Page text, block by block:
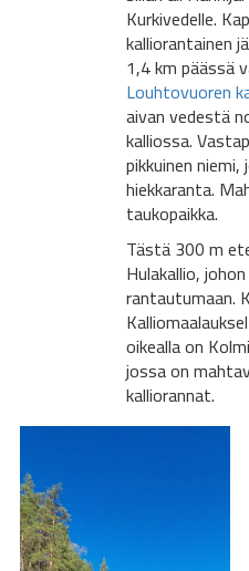
Kurkivedelle.
kalliorantainen
1,4 km päässä
Louhtovuoren
aivan vedestä
kalliossa.
pikkuinen
hiekkaranta.
taukopaikka.
Tästä 300 m
Hulakallio,
rantautumaan.
oikealla on
jossa on
kalliorannat.